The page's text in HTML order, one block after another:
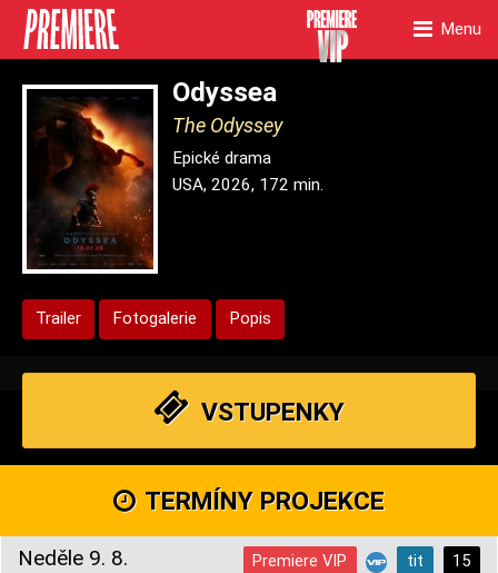
Menu
Odyssea
The Odyssey
Epické drama
USA, 2026, 172 min.
Trailer Fotogalerie Popis
VSTUPENKY
TERMÍNY PROJEKCE
Neděle 9. 8. 15
tit
Premiere VIP